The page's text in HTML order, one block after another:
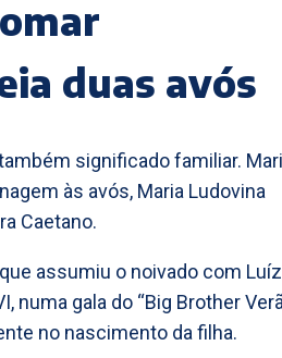
duas avós
significado familiar.
às avós, Maria Ludovina
Caetano.
assumiu o noivado com
numa gala do “Big Brother
no nascimento da filha.